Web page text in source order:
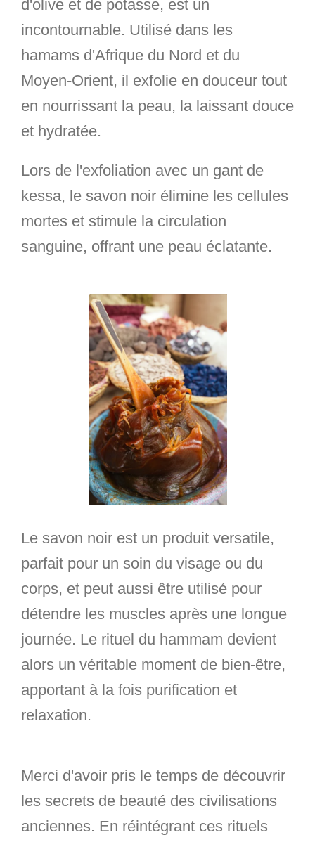
d'olive et de potasse, est un
incontournable. Utilisé dans les
hamams d'Afrique du Nord et du
Moyen-Orient, il exfolie en douceur tout
en nourrissant la peau, la laissant douce
et hydratée.
Lors de l'exfoliation avec un gant de
kessa, le savon noir élimine les cellules
mortes et stimule la circulation
sanguine, offrant une peau éclatante.
Le savon noir est un produit versatile,
parfait pour un soin du visage ou du
corps, et peut aussi être utilisé pour
détendre les muscles après une longue
journée. Le rituel du hammam devient
alors un véritable moment de bien-être,
apportant à la fois purification et
relaxation.
Merci d'avoir pris le temps de découvrir
les secrets de beauté des civilisations
anciennes. En réintégrant ces rituels